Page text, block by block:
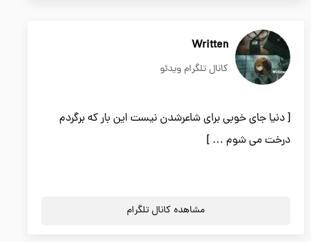
Written
کانال تلگرام ویدئو
[ دنیا جای خوبی برای شاعرشدن نیست این بار که برگردم
درخت می شوم … ]
مشاهده کانال تلگرام